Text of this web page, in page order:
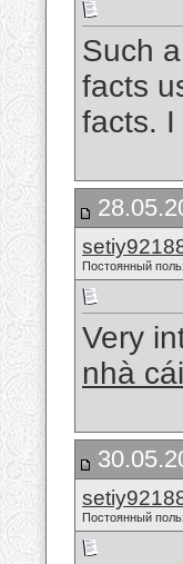
Such
facts
facts.
Постоянный
Very
nhà
Постоянный